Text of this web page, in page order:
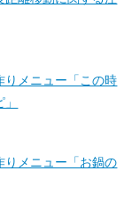
りメニュー「この時
りメニュー「お鍋の